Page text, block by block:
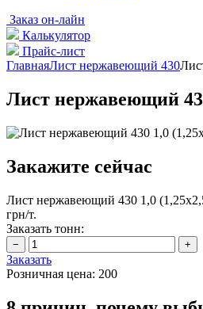
Заказ он-лайн
Калькулятор
Прайс-лист
ГлавнаяЛист нержавеющий 430
Лист нержавеющий
Закажите сейчас
Лист нержавеющий 430 1,0
грн/т.
Заказать тонн:
Заказать
Розничная цена: 200